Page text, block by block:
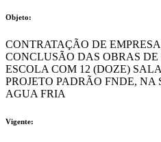
Objeto:
CONTRATAÇÃO DE
CONCLUSÃO DAS OBRAS
ESCOLA COM 12 (DOZE)
PROJETO PADRÃO FNDE, NA
AGUA FRIA
Vigente: